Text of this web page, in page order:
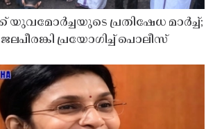
യുവമോർച്ചയുടെ പ്രതിഷേധ മാർച്ച്;
പ്രയോഗിച്ച് പൊലീസ്